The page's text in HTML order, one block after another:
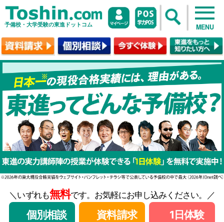
予備校・大学受験の東進ドットコム MENU
＼いずれも無料です。お気軽にお申し込みください。／
個別相談 資料請求 1日体験